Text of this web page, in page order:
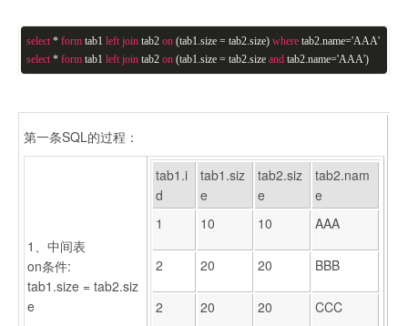
select* formtab1 left jointab2 on(tab1.size = tab2.size) wheretab2.name='AAA'
select* formtab1 left jointab2 on(tab1.size = tab2.size andtab2.name='AAA')
第一条SQL的过程：
1、中间表
on条件:
tab1.size = tab2.siz
e
tab1.i
d
tab1.siz
e
tab2.siz
e
tab2.nam
e
1
10 10 AAA
2 20 20 BBB
2 20 20 CCC